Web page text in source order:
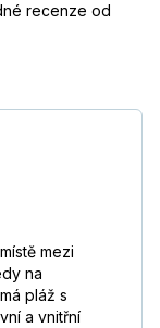
recenze od
mezi
na
pláž s
a vnitřní